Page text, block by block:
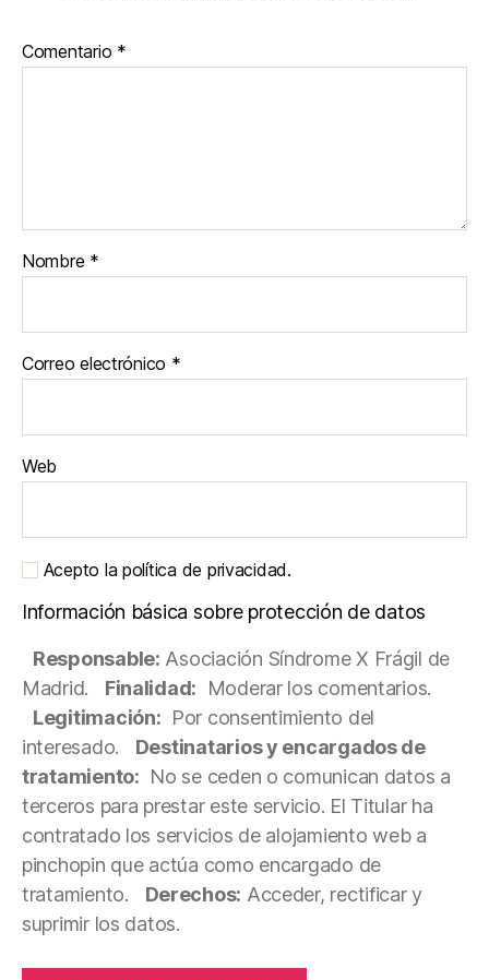
Comentario *
Nombre *
Correo electrónico *
Web
Acepto la política de privacidad.
Información básica sobre protección de datos
Responsable: Asociación Síndrome X Frágil de
Madrid.
Finalidad: Moderar los comentarios.
Legitimación: Por consentimiento del
interesado.
Destinatarios y encargados de
tratamiento: No se ceden o comunican datos a
terceros para prestar este servicio. El Titular ha
contratado los servicios de alojamiento web a
pinchopin que actúa como encargado de
tratamiento.
Derechos: Acceder, rectificar y
suprimir los datos.